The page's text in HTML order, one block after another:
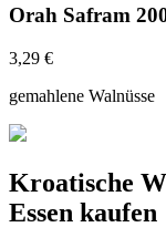
Orah Safram
3,29 €
gemahlene Walnüsse
Kroatische
Essen kaufen